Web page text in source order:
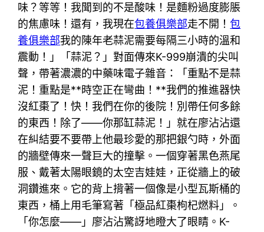
味？等等！我聞到的不是酸味！是麵粉過度膨脹
的焦慮味！還有，我現在包養俱樂部走不開！包
養俱樂部我的陳年老蒜泥需要每隔三小時的溫和
震動！」「蒜泥？」對面傳來K-999崩潰的尖叫
聲，帶著濃濃的中藥味電子雜音：「重點不是蒜
泥！重點是**時空正在彎曲！**我們的推進器快
沒紅棗了！快！我們在你的後院！別帶任何多餘
的東西！除了——你那缸蒜泥！」就在廖沾沾還
在糾結要不要帶上他最珍愛的那把銀勺時，外面
的牆壁傳來一聲巨大的撞擊。一個穿著黑色燕尾
服、戴著太陽眼鏡的太空吉娃娃，正從牆上的破
洞鑽進來。它的背上揹著一個像是小型瓦斯桶的
東西，桶上用毛筆寫著「極品紅棗枸杞燃料」。
「你怎麼——」廖沾沾驚訝地瞪大了眼睛。K-